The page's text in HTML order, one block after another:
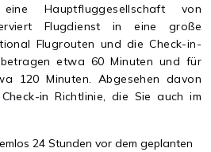
Hauptfluggesellschaft von
Flugdienst in eine große
Flugrouten und die Check-in-
etwa 60 Minuten und für
120 Minuten. Abgesehen davon
inRichtlinie, die Sie auch im
24 Stunden vor dem geplanten